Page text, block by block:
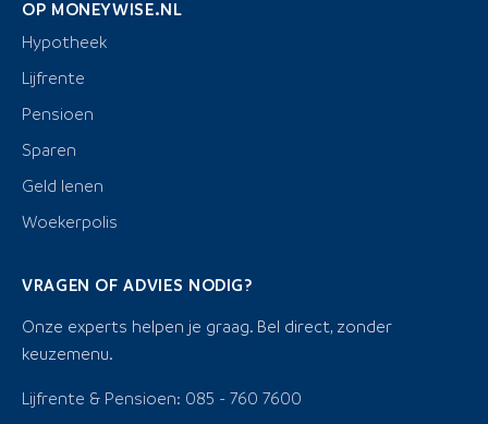
OP MONEYWISE.NL
Hypotheek
Lijfrente
Pensioen
Sparen
Geld lenen
Woekerpolis
VRAGEN OF ADVIES NODIG?
Onze experts helpen je graag. Bel direct, zonder
keuzemenu.
Lijfrente & Pensioen: 085 - 760 7600